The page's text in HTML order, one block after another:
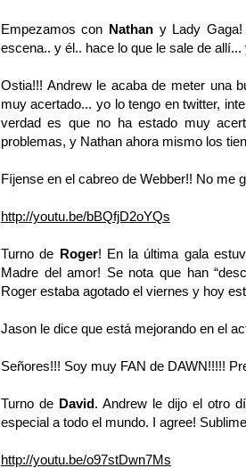
Empezamos con Nathan y Lady
escena.. y él.. hace lo que le sale de allí...
Ostia!!! Andrew le acaba de meter una
muy acertado... yo lo tengo en twitter,
verdad es que no ha estado muy
problemas, y Nathan ahora mismo los
Fíjense en el cabreo de Webber!! No me
http://youtu.be/bBQfjD2oYQs
Turno de Roger! En la última gala
Madre del amor! Se nota que han
Roger estaba agotado el viernes y hoy
Jason le dice que está mejorando en el
Señores!!! Soy muy FAN de DAWN!!!!!
Turno de David. Andrew le dijo el otro
especial a todo el mundo. I agree!
http://youtu.be/o97stDwn7Ms